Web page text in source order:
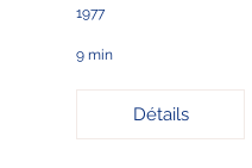
1977
9 min
Détails